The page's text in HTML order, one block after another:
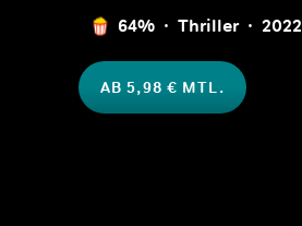
64% Thriller 2022
AB 5,98 € MTL.